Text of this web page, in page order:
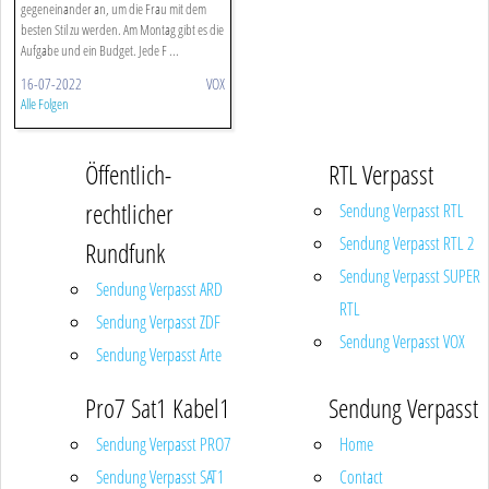
gegeneinander an, um die Frau mit dem
besten Stil zu werden. Am Montag gibt es die
Aufgabe und ein Budget. Jede F ...
16-07-2022 VOX
Alle Folgen
Öffentlich-
rechtlicher
Rundfunk
Sendung Verpasst ARD
Sendung Verpasst ZDF
Sendung Verpasst Arte
RTL Verpasst
Sendung Verpasst RTL
Sendung Verpasst RTL 2
Sendung Verpasst SUPER
RTL
Sendung Verpasst VOX
Pro7 Sat1 Kabel1
Sendung Verpasst PRO7
Sendung Verpasst SAT1
Sendung Verpasst
Home
Contact